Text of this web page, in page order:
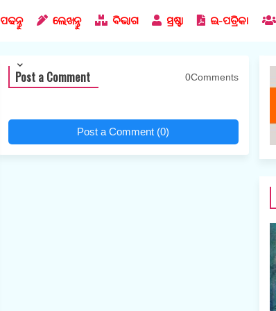
ପଢନ୍ତୁ ଲେଖନ୍ତୁ ବିଭାଗ ସ୍ରଷ୍ଟା ଇ-ପତ୍ରିକା
Post a Comment 0Comments
Post a Comment (0)